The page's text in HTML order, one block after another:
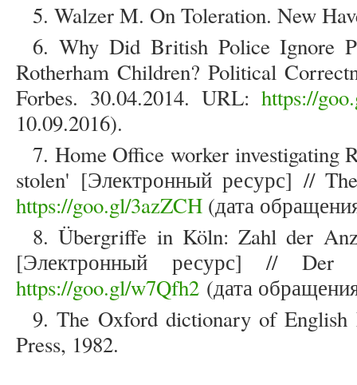
5. Walzer M. On Toleration. New
6. Why Did British Police Ignore
Rotherham Children? Political
Forbes. 30.04.2014. URL: https://
10.09.2016).
7. Home Office worker investigating
stolen' [Электронный ресурс] //
https://goo.gl/3azZCH (дата
8. Übergriffe in Köln: Zahl der
[Электронный ресурс] // Der
https://goo.gl/w7Qfh2 (дата
9. The Oxford dictionary of English
Press, 1982.